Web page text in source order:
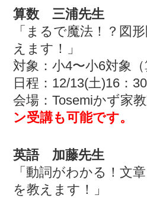
算数 三浦先生
「まるで魔法！？図
えます！」
対象：小4〜小6対象（
日程：12/13(土)16：
会場：Tosemiかず家
ン受講も可能です。
英語 加藤先生
「動詞がわかる！文
を教えます！」